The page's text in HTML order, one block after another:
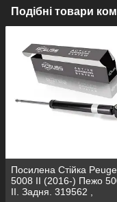
Подібні товари
Посилена Стійка
5008 II (2016-) Пежо
II. Задня. 319562 ,